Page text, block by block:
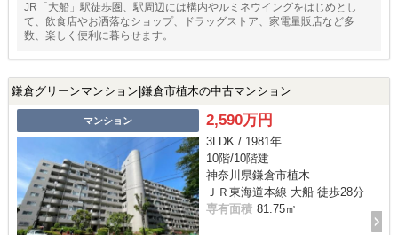
JR「大船」駅徒歩圏、駅周辺には構内やルミネウイングをはじめとし
て、飲食店やお洒落なショップ、ドラッグストア、家電量販店など多
数、楽しく便利に暮らせます。
鎌倉グリーンマンション|鎌倉市植木の中古マンション
マンション 2,590万円
3LDK / 1981年
10階/10階建
神奈川県鎌倉市植木
ＪＲ東海道本線 大船 徒歩28分
専有面積 81.75㎡